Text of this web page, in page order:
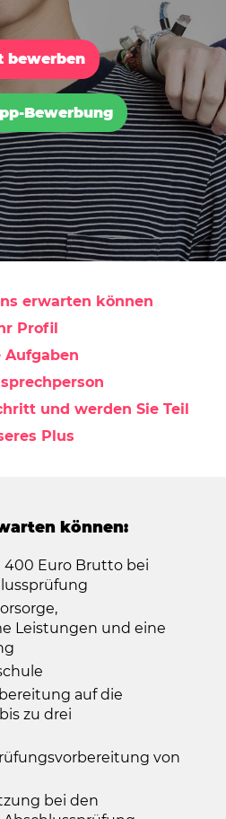
bewerben
Bewerbung
erwarten können
Ihr Profil
Aufgaben
und werden Sie Teil
Plus
können:
400 Euro Brutto bei
Leistungen und eine
auf die
zu drei
von
bei den